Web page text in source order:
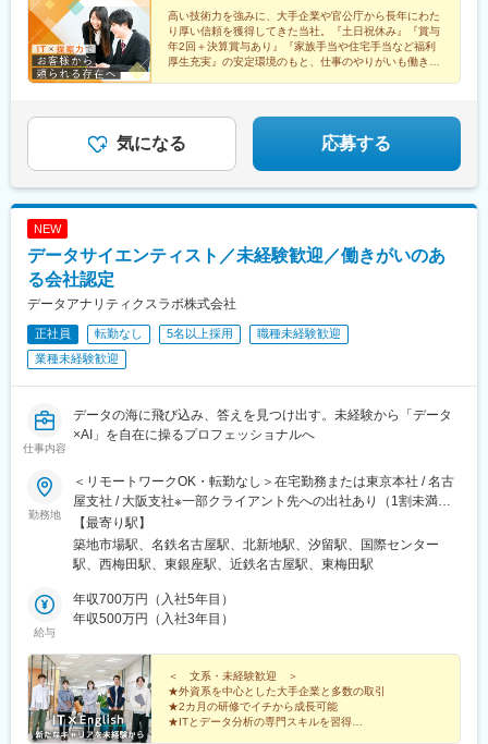
高い技術力を強みに、大手企業や官公庁から長年にわた
り厚い信頼を獲得してきた当社。『土日祝休み』『賞与
年2回＋決算賞与あり』『家族手当や住宅手当など福利
厚生充実』の安定環境のもと、仕事のやりがいも働きや
気になる 応募する
NEW
データサイエンティスト／未経験歓迎／働きがいのあ
る会社認定
データアナリティクスラボ株式会社
正社員 転勤なし 5名以上採用
職種未経験歓迎
業種未経験歓迎
仕事内容
データの海に飛び込み、答えを見つけ出す。未経験から「データ
×AI」を自在に操るプロフェッショナルへ
勤務地
＜リモートワークOK・転勤なし＞在宅勤務または東京本社 / 名古
屋支社 / 大阪支社※一部クライアント先への出社あり（1割未満）※
出社頻度など、詳細は面接内でお伝えいたします※名古屋・大阪採
用の場合、研修は東京本社にてご参加いただきます（社宅手配あ
り）【本社】東京都中央区築地5丁目4-18 汐留イーストサイドビ
名古屋市中村区名駅4丁目24番5号第2森ビル401大阪支社大阪府大
阪市北区梅田1丁目2番2号大阪駅前第2ビル12-12＜アクセス＞
鉄大江戸線「築地市場駅」より徒歩6分・都営地下鉄大江戸線「汐
留駅」より徒歩7分・JR山手線・東京メトロ銀座線・都営浅草線
「新橋駅」より徒歩11分【名古屋支社】・JR「名古屋駅」より徒
歩9分・名鉄「名古屋駅」より徒歩8分・近鉄「名古屋駅」より徒
歩7分【大阪支社】・JR「大阪駅」より徒歩5分※受動喫煙対策：
【最寄り駅】
築地市場駅、名鉄名古屋駅、北新地駅、汐留駅、国際センター
駅、西梅田駅、東銀座駅、近鉄名古屋駅、東梅田駅
給与
年収700万円（入社5年目）
年収500万円（入社3年目）
＜ 文系・未経験歓迎 ＞
★外資系を中心とした大手企業と多数の取引
★2カ月の研修でイチから成長可能
★ITとデータ分析の専門スキルを習得